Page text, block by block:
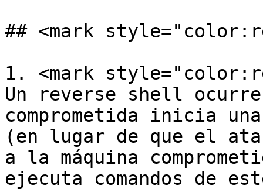
## <mark
1. <mark
Un reverse shell ocurre
comprometida inicia
(en lugar de que el
a la máquina
ejecuta comandos de